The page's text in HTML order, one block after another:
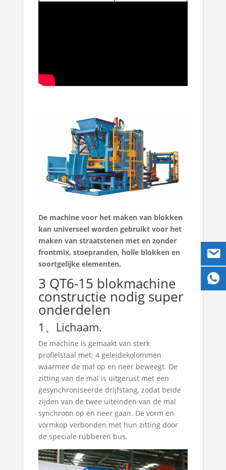
De machine voor het maken van blokken
kan universeel worden gebruikt voor het
maken van straatstenen met en zonder
frontmix, stoepranden, holle blokken en
soortgelijke elementen.
3 QT6-15 blokmachine
constructie nodig super
onderdelen
1、Lichaam.
De machine is gemaakt van sterk
profielstaal met: 4 geleidekolommen
waarmee de mal op en neer beweegt. De
zitting van de mal is uitgerust met een
gesynchroniseerde drijfstang, zodat beide
zijden van de twee uiteinden van de mal
synchroon op en neer gaan. De vorm en
vormkop verbonden met hun zitting door
de speciale rubberen bus.